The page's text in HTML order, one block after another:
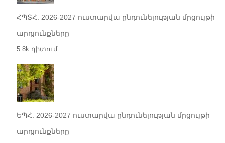
ՀՊՏՀ. 2026-2027 ուստարվա ընդունելության մրցույթի
արդյունքները
5.8k դիտում
ԵՊՀ. 2026-2027 ուստարվա ընդունելության մրցույթի
արդյունքները